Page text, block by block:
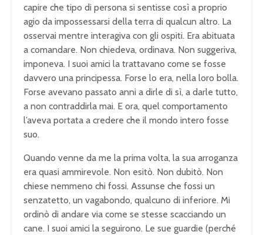
capire che tipo di persona si sentisse così a proprio
agio da impossessarsi della terra di qualcun altro. La
osservai mentre interagiva con gli ospiti. Era abituata
a comandare. Non chiedeva, ordinava. Non suggeriva,
imponeva. I suoi amici la trattavano come se fosse
davvero una principessa. Forse lo era, nella loro bolla.
Forse avevano passato anni a dirle di sì, a darle tutto,
a non contraddirla mai. E ora, quel comportamento
l’aveva portata a credere che il mondo intero fosse
suo.
Quando venne da me la prima volta, la sua arroganza
era quasi ammirevole. Non esitò. Non dubitò. Non
chiese nemmeno chi fossi. Assunse che fossi un
senzatetto, un vagabondo, qualcuno di inferiore. Mi
ordinò di andare via come se stesse scacciando un
cane. I suoi amici la seguirono. Le sue guardie (perché